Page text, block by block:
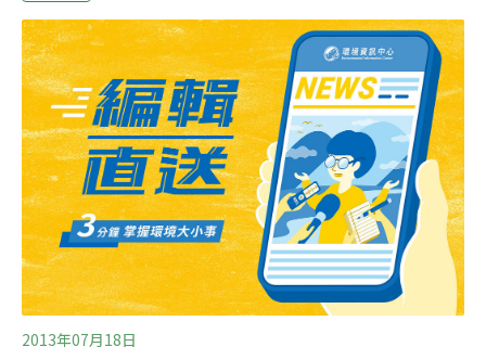
援。大批 食蛇龜、柴棺龜於24日晚間送抵中興大學，南投
林管處保育人員與中興大學救援團隊，連夜開箱清點，逐
隻健檢後，發現已有12隻食蛇龜當場死亡，其餘龜隻亦 有
輕重不等的脫水現象。經過檢傷分類，初步治療後，目前
留置獸醫學院觀察。後續若健康情況良好，將儘速擇地野
放，回歸原棲地。林務局指出，食蛇龜與柴棺龜皆因棲息
地被過度開發而破壞，加上近年大陸地區食用、寵物用風
氣盛，造成獵捕、走私壓力大，族群生存受到嚴重威脅，
目前是《野生動物保育法》第4條
2013年07月18日